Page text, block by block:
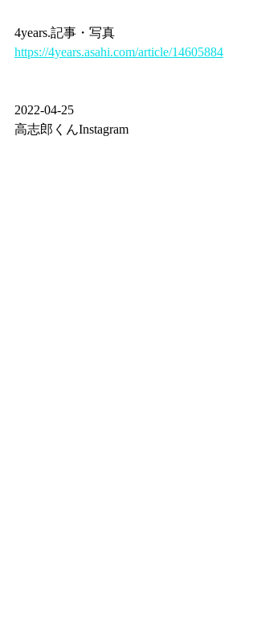
4years.記事・写真
https://4years.asahi.com/article/14605884
2022-04-25
高志郎くんInstagram